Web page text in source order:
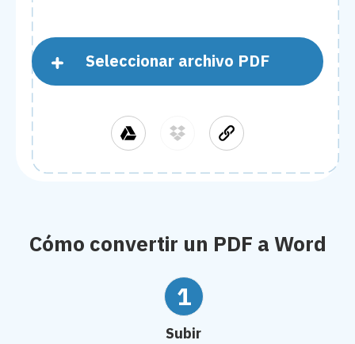
Seleccionar archivo PDF
Cómo convertir un PDF a Word
1
Subir